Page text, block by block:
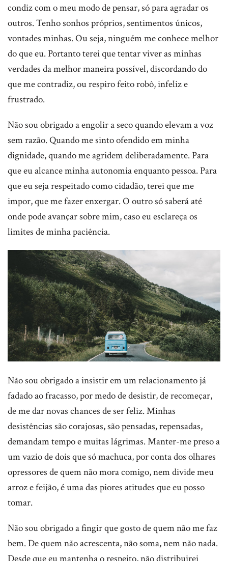
condiz com o meu modo de pensar, só para agradar os
outros. Tenho sonhos próprios, sentimentos únicos,
vontades minhas. Ou seja, ninguém me conhece melhor
do que eu. Portanto terei que tentar viver as minhas
verdades da melhor maneira possível, discordando do
que me contradiz, ou respiro feito robô, infeliz e
frustrado.
Não sou obrigado a engolir a seco quando elevam a voz
sem razão. Quando me sinto ofendido em minha
dignidade, quando me agridem deliberadamente. Para
que eu alcance minha autonomia enquanto pessoa. Para
que eu seja respeitado como cidadão, terei que me
impor, que me fazer enxergar. O outro só saberá até
onde pode avançar sobre mim, caso eu esclareça os
limites de minha paciência.
Não sou obrigado a insistir em um relacionamento já
fadado ao fracasso, por medo de desistir, de recomeçar,
de me dar novas chances de ser feliz. Minhas
desistências são corajosas, são pensadas, repensadas,
demandam tempo e muitas lágrimas. Manter-me preso a
um vazio de dois que só machuca, por conta dos olhares
opressores de quem não mora comigo, nem divide meu
arroz e feijão, é uma das piores atitudes que eu posso
tomar.
Não sou obrigado a fingir que gosto de quem não me faz
bem. De quem não acrescenta, não soma, nem não nada.